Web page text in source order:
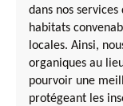
dans nos
habitats
locales. Ainsi,
organiques au
pourvoir une
protégeant les